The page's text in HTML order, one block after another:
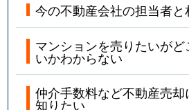
今の不動産会社の担当者と
マンションを売りたいが
いかわからない
仲介手数料など不動産売
知りたい